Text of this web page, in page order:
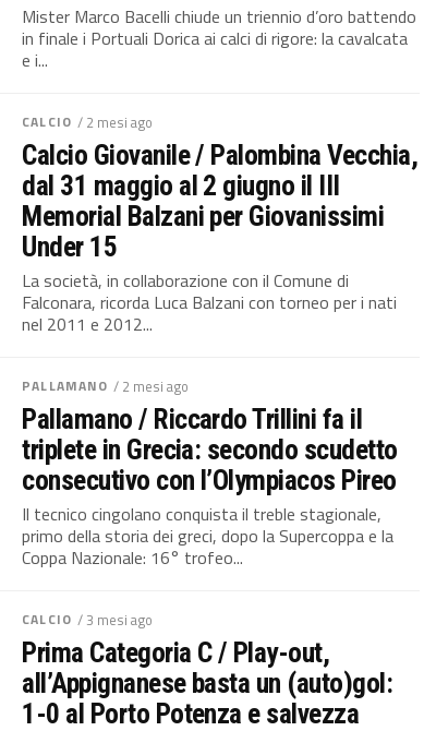
Mister Marco Bacelli chiude un triennio d’oro battendo
in finale i Portuali Dorica ai calci di rigore: la cavalcata
e i...
CALCIO / 2 mesi ago
Calcio Giovanile / Palombina Vecchia,
dal 31 maggio al 2 giugno il III
Memorial Balzani per Giovanissimi
Under 15
La società, in collaborazione con il Comune di
Falconara, ricorda Luca Balzani con torneo per i nati
nel 2011 e 2012...
PALLAMANO / 2 mesi ago
Pallamano / Riccardo Trillini fa il
triplete in Grecia: secondo scudetto
consecutivo con l’Olympiacos Pireo
Il tecnico cingolano conquista il treble stagionale,
primo della storia dei greci, dopo la Supercoppa e la
Coppa Nazionale: 16° trofeo...
CALCIO / 3 mesi ago
Prima Categoria C / Play-out,
all’Appignanese basta un (auto)gol:
1-0 al Porto Potenza e salvezza